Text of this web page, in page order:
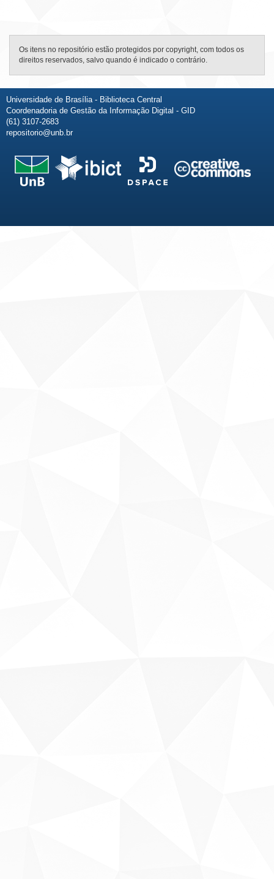
Os itens no repositório estão protegidos por copyright, com todos os
direitos reservados, salvo quando é indicado o contrário.
Universidade de Brasília - Biblioteca Central
Coordenadoria de Gestão da Informação Digital - GID
(61) 3107-2683
repositorio@unb.br